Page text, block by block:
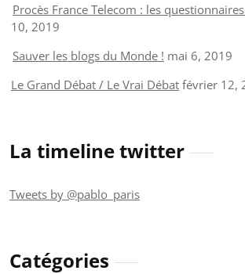
Procès France Telecom : les
10, 2019
Sauver les blogs du Monde ! mai 6, 2019
Le Grand Débat / Le Vrai Débat février 12,
La timeline twitter
Tweets by @pablo_paris
Catégories